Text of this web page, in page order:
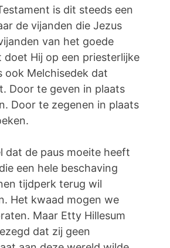
is dit steeds een
de vijanden die Jezus
van het goede
doet Hij op een priesterlijke
ook Melchisedek dat
Door te geven in plaats
Door te zegenen in plaats
dat de paus moeite heeft
een hele beschaving
tijdperk terug wil
Het kwaad mogen we
Maar Etty Hillesum
dat zij geen